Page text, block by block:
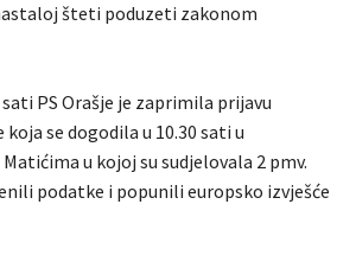
šteti poduzeti zakonom
PS Orašje je zaprimila prijavu
se dogodila u 10.30 sati u
u kojoj su sudjelovala 2 pmv.
podatke i popunili europsko izvješće